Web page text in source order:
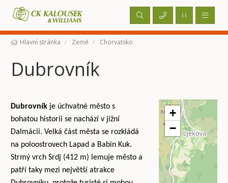
Hlavní stránka Země Chorvatsko
Dubrovník
Dubrovník je úchvatné město s
bohatou historii se nachází v jižní
Dalmácii. Velká část města se rozkládá
na poloostrovech Lapad a Babin Kuk.
Strmý vrch Srdj (412 m) lemuje město a
patří taky mezi největší atrakce
+
−